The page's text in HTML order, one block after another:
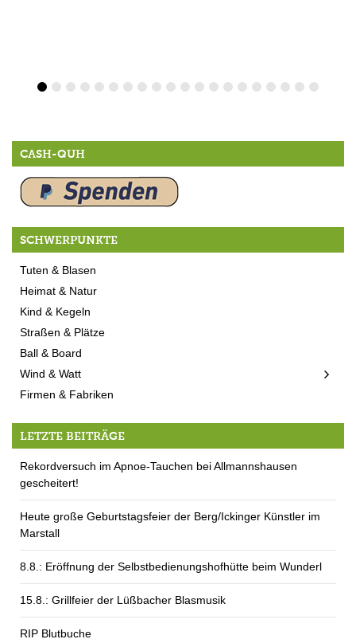
CASH-QUH
SCHWERPUNKTE
Tuten & Blasen
Heimat & Natur
Kind & Kegeln
Straßen & Plätze
Ball & Board
Wind & Watt
Firmen & Fabriken
LETZTE BEITRÄGE
Rekordversuch im Apnoe-Tauchen bei Allmannshausen
gescheitert!
Heute große Geburtstagsfeier der Berg/Ickinger Künstler im
Marstall
8.8.: Eröffnung der Selbstbedienungshofhütte beim Wunderl
15.8.: Grillfeier der Lüßbacher Blasmusik
RIP Blutbuche